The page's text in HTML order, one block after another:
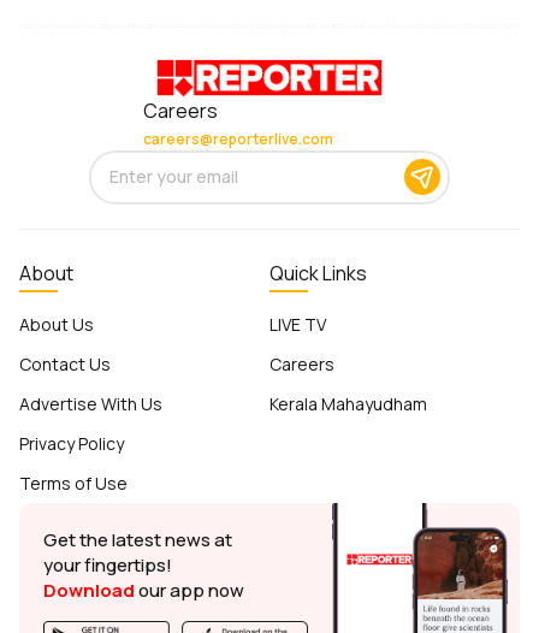
Careers
careers@reporterlive.com
About
About Us
Contact Us
Advertise With Us
Privacy Policy
Terms of Use
Quick Links
LIVE TV
Careers
Kerala Mahayudham
Get the latest news at
your fingertips!
Downloadour app now